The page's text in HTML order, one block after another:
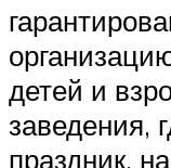
детей и
заведения,
праздник,